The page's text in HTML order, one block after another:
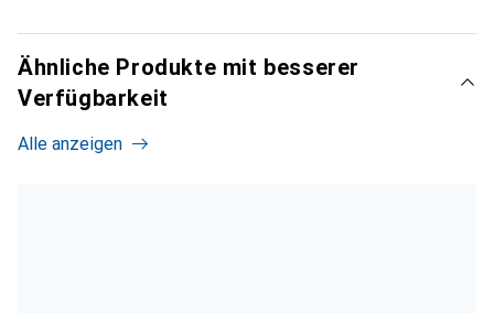
Ähnliche Produkte mit besserer
Verfügbarkeit
Alle anzeigen